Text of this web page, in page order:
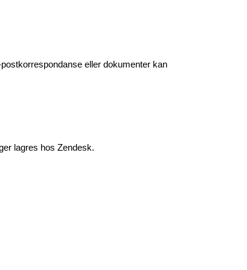
eller dokumenter kan
lagres hos Zendesk.